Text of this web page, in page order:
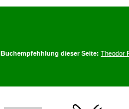
Buchempfehhlung dieser Seite: Theodor